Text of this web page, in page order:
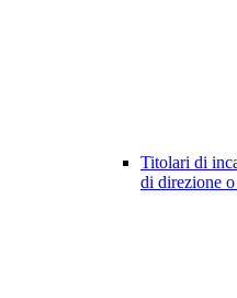
Titolari di
di direzione